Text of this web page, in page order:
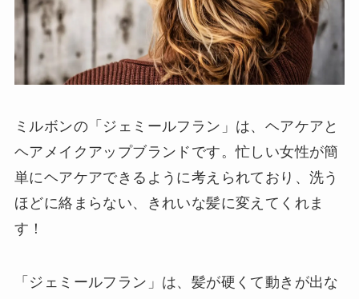
ミルボンの「ジェミールフラン」は、ヘアケアと
ヘアメイクアップブランドです。忙しい女性が簡
単にヘアケアできるように考えられており、洗う
ほどに絡まらない、きれいな髪に変えてくれま
す！
「ジェミールフラン」は、髪が硬くて動きが出な